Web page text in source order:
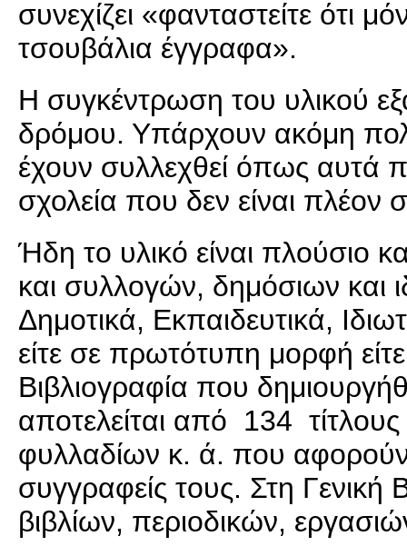
συνεχίζει «φανταστείτε ότι
τσουβάλια έγγραφα».
Η συγκέντρωση του υλικού
δρόμου. Υπάρχουν ακόμη
έχουν συλλεχθεί όπως αυτά
σχολεία που δεν είναι πλέον
Ήδη το υλικό είναι πλούσιο
και συλλογών, δημόσιων και
Δημοτικά, Εκπαιδευτικά,
είτε σε πρωτότυπη μορφή
Βιβλιογραφία που
αποτελείται από 134
φυλλαδίων κ. ά. που αφορούν
συγγραφείς τους. Στη Γενική
βιβλίων, περιοδικών,